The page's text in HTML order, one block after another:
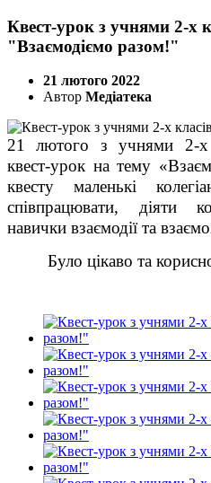
Квест-урок з учнями 2-х
"Взаємодіємо разом!"
21 лютого 2022
Автор Медіатека
21 лютого з учнями 2-х
квест-урок на тему
квесту маленькі
співпрацювати, діяти
навички взаємодії та
Було цікаво та